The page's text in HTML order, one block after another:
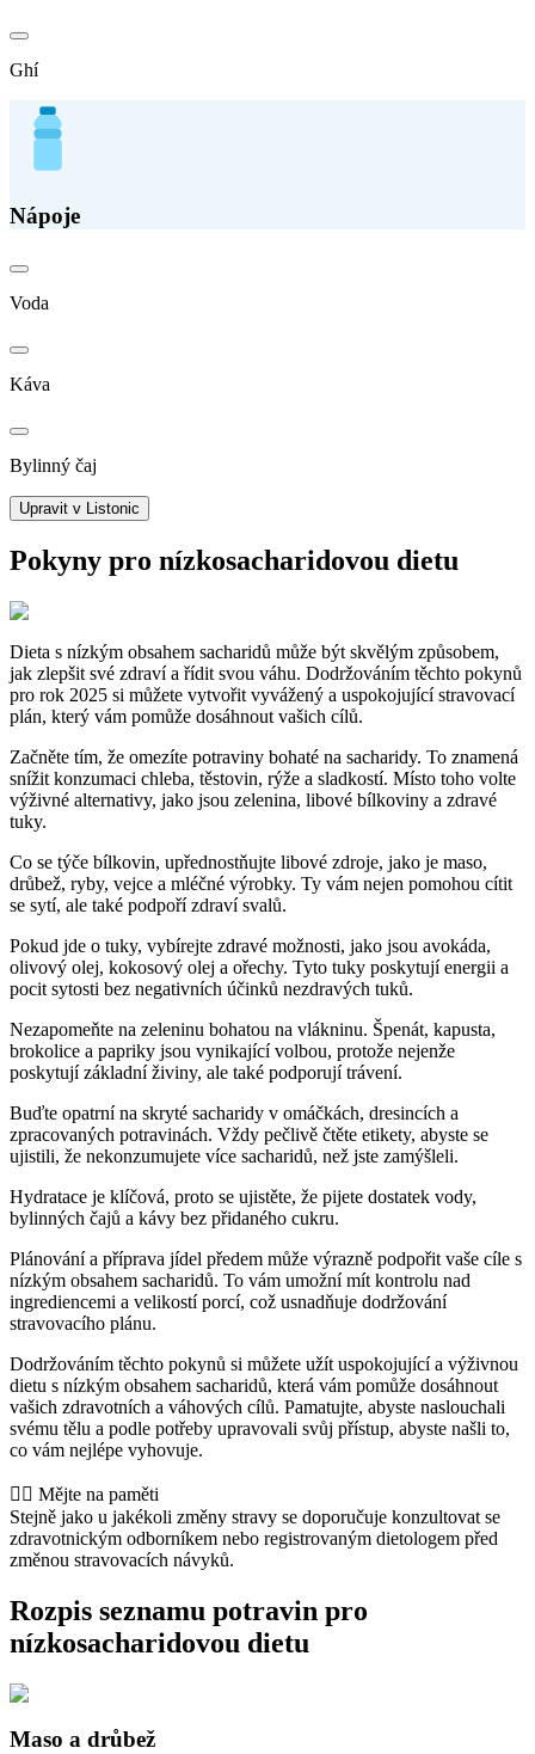
Ghí
Nápoje
Voda
Káva
Bylinný čaj
Upravit v Listonic
Pokyny pro nízkosacharidovou dietu
Dieta s nízkým obsahem sacharidů může být skvělým způsobem,
jak zlepšit své zdraví a řídit svou váhu. Dodržováním těchto pokynů
pro rok 2025 si můžete vytvořit vyvážený a uspokojující stravovací
plán, který vám pomůže dosáhnout vašich cílů.
Začněte tím, že omezíte potraviny bohaté na sacharidy. To znamená
snížit konzumaci chleba, těstovin, rýže a sladkostí. Místo toho volte
výživné alternativy, jako jsou zelenina, libové bílkoviny a zdravé
tuky.
Co se týče bílkovin, upřednostňujte libové zdroje, jako je maso,
drůbež, ryby, vejce a mléčné výrobky. Ty vám nejen pomohou cítit
se sytí, ale také podpoří zdraví svalů.
Pokud jde o tuky, vybírejte zdravé možnosti, jako jsou avokáda,
olivový olej, kokosový olej a ořechy. Tyto tuky poskytují energii a
pocit sytosti bez negativních účinků nezdravých tuků.
Nezapomeňte na zeleninu bohatou na vlákninu. Špenát, kapusta,
brokolice a papriky jsou vynikající volbou, protože nejenže
poskytují základní živiny, ale také podporují trávení.
Buďte opatrní na skryté sacharidy v omáčkách, dresincích a
zpracovaných potravinách. Vždy pečlivě čtěte etikety, abyste se
ujistili, že nekonzumujete více sacharidů, než jste zamýšleli.
Hydratace je klíčová, proto se ujistěte, že pijete dostatek vody,
bylinných čajů a kávy bez přidaného cukru.
Plánování a příprava jídel předem může výrazně podpořit vaše cíle s
nízkým obsahem sacharidů. To vám umožní mít kontrolu nad
ingrediencemi a velikostí porcí, což usnadňuje dodržování
stravovacího plánu.
Dodržováním těchto pokynů si můžete užít uspokojující a výživnou
dietu s nízkým obsahem sacharidů, která vám pomůže dosáhnout
vašich zdravotních a váhových cílů. Pamatujte, abyste naslouchali
svému tělu a podle potřeby upravovali svůj přístup, abyste našli to,
co vám nejlépe vyhovuje.
👨‍⚕️️ Mějte na paměti
Stejně jako u jakékoli změny stravy se doporučuje konzultovat se
zdravotnickým odborníkem nebo registrovaným dietologem před
změnou stravovacích návyků.
Rozpis seznamu potravin pro
nízkosacharidovou dietu
Maso a drůbež